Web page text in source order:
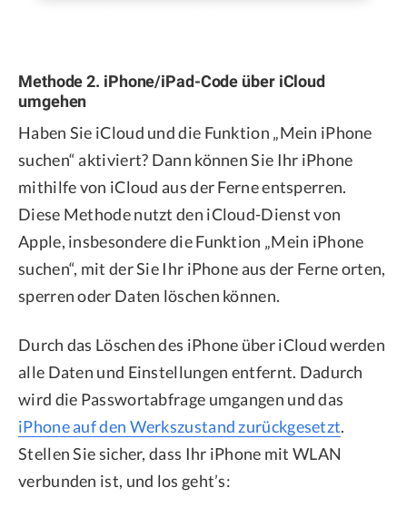
Methode 2. iPhone/iPad-Code über iCloud
umgehen
Haben Sie iCloud und die Funktion „Mein iPhone
suchen“ aktiviert? Dann können Sie Ihr iPhone
mithilfe von iCloud aus der Ferne entsperren.
Diese Methode nutzt den iCloud-Dienst von
Apple, insbesondere die Funktion „Mein iPhone
suchen“, mit der Sie Ihr iPhone aus der Ferne orten,
sperren oder Daten löschen können.
Durch das Löschen des iPhone über iCloud werden
alle Daten und Einstellungen entfernt. Dadurch
wird die Passwortabfrage umgangen und das
iPhone auf den Werkszustand zurückgesetzt.
Stellen Sie sicher, dass Ihr iPhone mit WLAN
verbunden ist, und los geht’s: